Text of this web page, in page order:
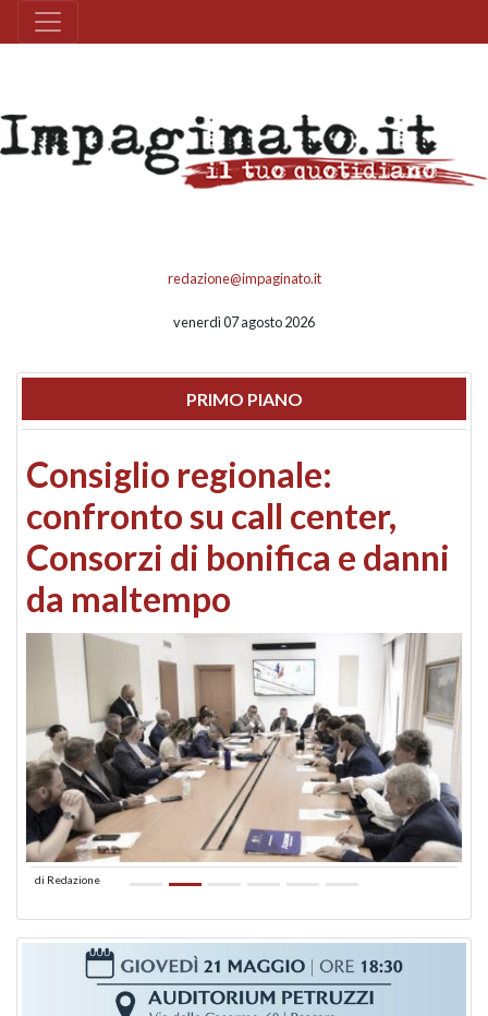
redazione@impaginato.it
venerdì 07 agosto 2026
PRIMO PIANO
Consiglio regionale:
confronto su call center,
Consorzi di bonifica e danni
da maltempo
di Redazione